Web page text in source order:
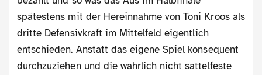
spätestens mit der Hereinnahme von Toni Kroos als
dritte Defensivkraft im Mittelfeld eigentlich
entschieden. Anstatt das eigene Spiel konsequent
durchzuziehen und die wahrlich nicht sattelfeste